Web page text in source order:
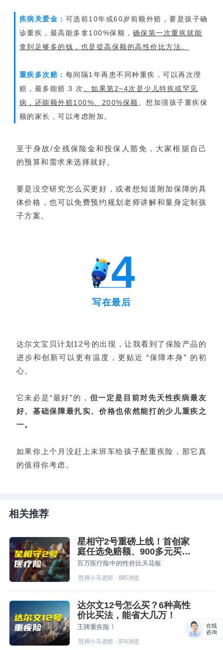
疾病关爱金： 可选前10年或60岁前额外赔，要是孩子确
诊重疾，最高能多拿100%保额， 确保第一次重疾就能
拿到足够多的钱，也是提高保额的高性价比方法。
重疾多次赔： 每间隔1年再患不同种重疾，可以再次理
赔，最多能赔 3 次 。如果第2~4次是少儿特疾或罕见
病，还能额外赔100%、200%保额 。想加强孩子重疾保
额的家长，可以考虑附加。
至于身故/全残保险金和投保人豁免，大家根据自己
的预算和需求来选择就好。
要是没空研究怎么买更好，或者想知道附加保障的具
体价格，也可以免费预约规划老师讲解和量身定制孩
子方案。
写在最后
达尔文宝贝计划12号的出现，让我看到了保险产品的
进步和创新可以更有温度，更贴近 “保障本身” 的初
心。
它未必是“最好”的， 但一定是目前对先天性疾病最友
好、基础保障最扎实、价格也依然能打的少儿重疾之
一。
如果你上个月没赶上末班车给孩子配重疾险，那它真
的值得你考虑。
相关推荐
星相守2号重磅上线！首创家
庭任选免赔额、900多元买中
高端！
百万医疗险中的性价比天花板
慧择小马老师· 885浏览
达尔文12号怎么买？6种高性
价比买法，能省大几万！
王牌重疾险！
慧择小马老师· 974浏览
在线
咨询